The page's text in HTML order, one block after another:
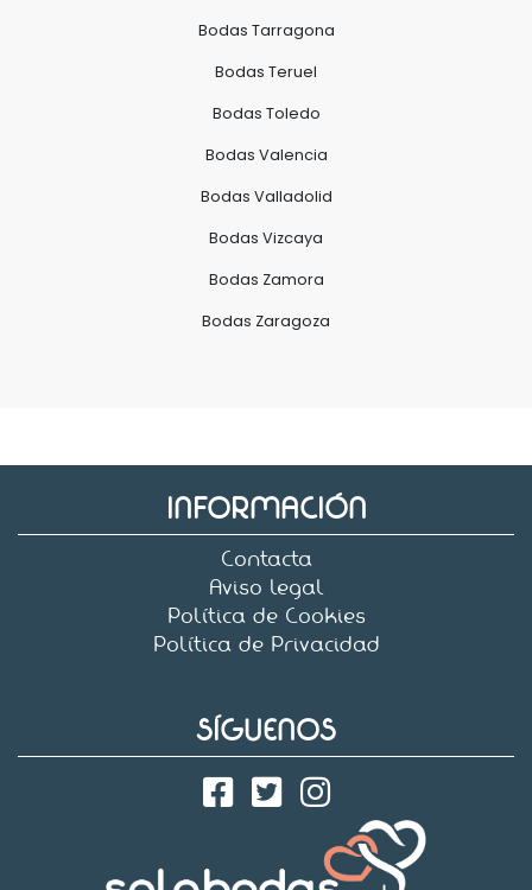
Bodas Tarragona
Bodas Teruel
Bodas Toledo
Bodas Valencia
Bodas Valladolid
Bodas Vizcaya
Bodas Zamora
Bodas Zaragoza
INFORMACIÓN
Contacta
Aviso legal
Política de Cookies
Política de Privacidad
SÍGUENOS